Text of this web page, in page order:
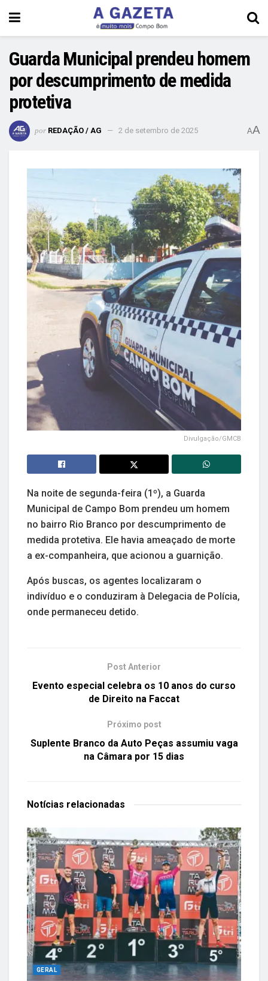
Guarda Municipal prendeu homem
por descumprimento de medida
protetiva
por REDAÇÃO / AG 2 de setembro de 2025 AA
Divulgação/GMCB
Na noite de segunda-feira (1º), a Guarda
Municipal de Campo Bom prendeu um homem
no bairro Rio Branco por descumprimento de
medida protetiva. Ele havia ameaçado de morte
a ex-companheira, que acionou a guarnição.
Após buscas, os agentes localizaram o
indivíduo e o conduziram à Delegacia de Polícia,
onde permaneceu detido.
Post Anterior
Evento especial celebra os 10 anos do curso
de Direito na Faccat
Próximo post
Suplente Branco da Auto Peças assumiu vaga
na Câmara por 15 dias
Notícias relacionadas
GERAL